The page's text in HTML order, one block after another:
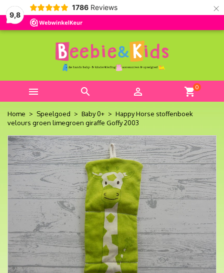
9,8
1786 Reviews ×
   shopping_cart0
Home Speelgoed Baby 0+
Happy Horse stoffenboek
velours groen limegroen giraffe Goffy 2003